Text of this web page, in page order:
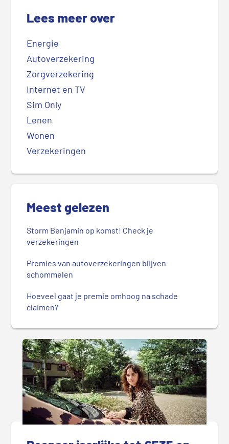
Lees meer over
Energie
Autoverzekering
Zorgverzekering
Internet en TV
Sim Only
Lenen
Wonen
Verzekeringen
Meest gelezen
Storm Benjamin op komst! Check je
verzekeringen
Premies van autoverzekeringen blijven
schommelen
Hoeveel gaat je premie omhoog na schade
claimen?